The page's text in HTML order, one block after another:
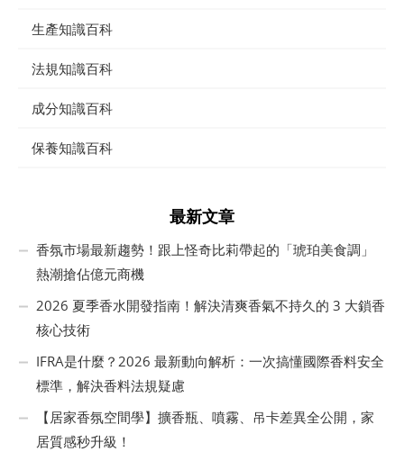
生產知識百科
法規知識百科
成分知識百科
保養知識百科
最新文章
香氛市場最新趨勢！跟上怪奇比莉帶起的「琥珀美食調」
熱潮搶佔億元商機
2026 夏季香水開發指南！解決清爽香氣不持久的 3 大鎖香
核心技術
IFRA是什麼？2026 最新動向解析：一次搞懂國際香料安全
標準，解決香料法規疑慮
【居家香氛空間學】擴香瓶、噴霧、吊卡差異全公開，家
居質感秒升級！